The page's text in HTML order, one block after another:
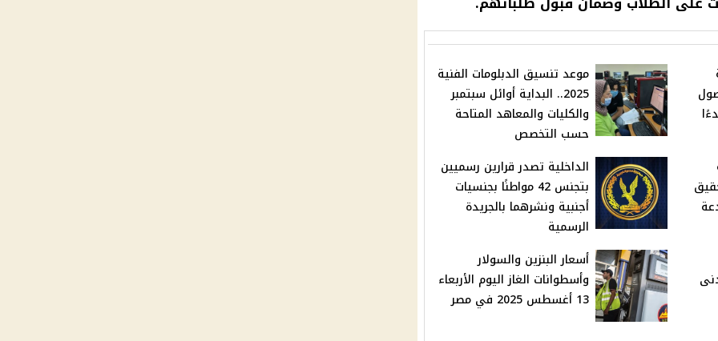
موعد تنسيق الدبلومات الفنية
2025.. البداية أوائل سبتمبر
والكليات والمعاهد المتاحة
حسب التخصص
الداخلية تصدر قرارين رسميين
بتجنس 42 مواطنًا بجنسيات
أجنبية ونشرهما بالجريدة
الرسمية
أسعار البنزين والسولار
وأسطوانات الغاز اليوم الأربعاء
13 أغسطس 2025 في مصر